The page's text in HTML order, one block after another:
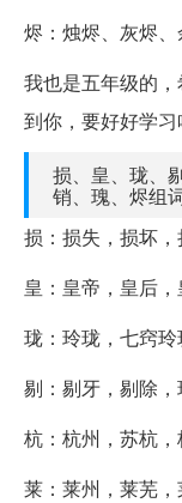
烬：烛烬、灰烬、
我也是五年级的
到你，要好好学习
损、皇、珑、
销、瑰、烬组
损：损失，损坏，
皇：皇帝，皇后，
珑：玲珑，七窍玲
剔：剔牙，剔除，
杭：杭州，苏杭，
莱：莱州，莱芜，